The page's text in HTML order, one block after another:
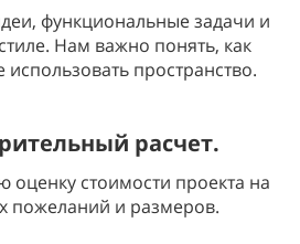
функциональные задачи и
Нам важно понять, как
пространство.
расчет.
оценку стоимости проекта на
пожеланий и размеров.